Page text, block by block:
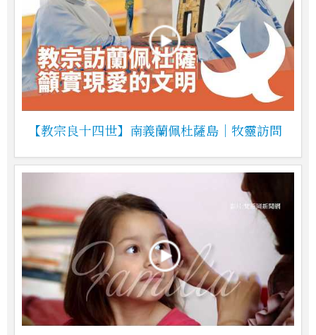
【教宗良十四世】南義蘭佩杜薩島｜牧靈訪問